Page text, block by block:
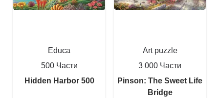
Educa
500 Части
Hidden Harbor 500
Art puzzle
3 000 Части
Pinson: The Sweet Life
Bridge